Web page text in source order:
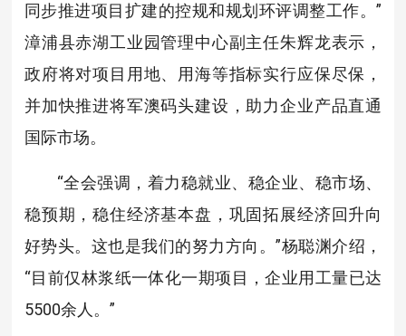
同步推进项目扩建的控规和规划环评调整工作。”
漳浦县赤湖工业园管理中心副主任朱辉龙表示，
政府将对项目用地、用海等指标实行应保尽保，
并加快推进将军澳码头建设，助力企业产品直通
国际市场。
“全会强调，着力稳就业、稳企业、稳市场、
稳预期，稳住经济基本盘，巩固拓展经济回升向
好势头。这也是我们的努力方向。”杨聪渊介绍，
“目前仅林浆纸一体化一期项目，企业用工量已达
5500余人。”